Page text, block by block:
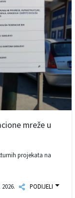
mreže u
projekata na
2026. PODIJELI